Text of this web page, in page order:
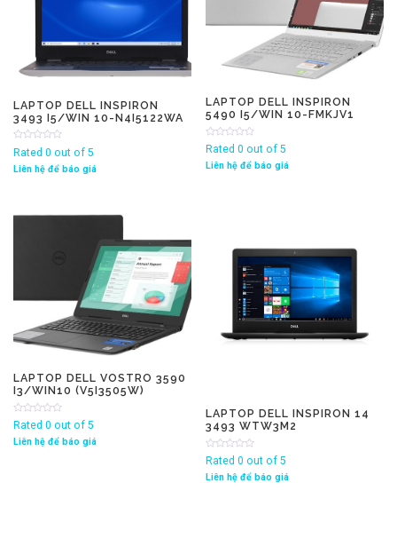
LAPTOP DELL INSPIRON
3493 I5/WIN 10-N4I5122WA
Rated 0 out of 5
Liên hệ để báo giá
LAPTOP DELL INSPIRON
5490 I5/WIN 10-FMKJV1
Rated 0 out of 5
Liên hệ để báo giá
LAPTOP DELL VOSTRO 3590
I3/WIN10 (V5I3505W)
Rated 0 out of 5
Liên hệ để báo giá
LAPTOP DELL INSPIRON 14
3493 WTW3M2
Rated 0 out of 5
Liên hệ để báo giá